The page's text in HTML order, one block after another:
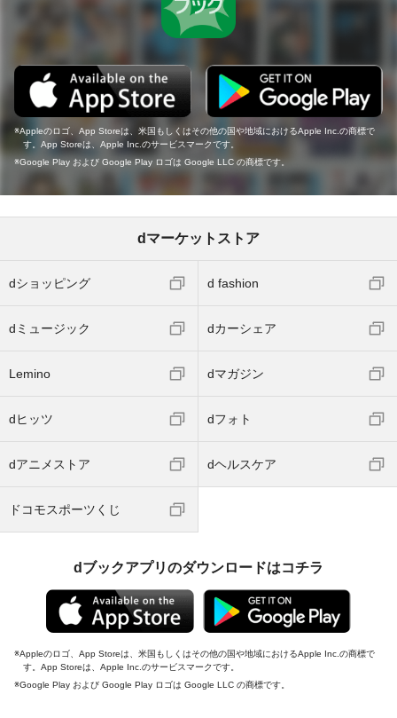
Appleのロゴ、App Storeは、米国もしくはその他の国や地域におけるApple Inc.の商標で
す。App Storeは、Apple Inc.のサービスマークです。
Google Play および Google Play ロゴは Google LLC の商標です。
dマーケットストア
dショッピング d fashion
dミュージック dカーシェア
Lemino dマガジン
dヒッツ dフォト
dアニメストア dヘルスケア
ドコモスポーツくじ
dブックアプリのダウンロードはコチラ
Appleのロゴ、App Storeは、米国もしくはその他の国や地域におけるApple Inc.の商標で
す。App Storeは、Apple Inc.のサービスマークです。
Google Play および Google Play ロゴは Google LLC の商標です。